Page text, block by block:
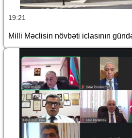
19:21
Milli Məclisin növbəti iclasının